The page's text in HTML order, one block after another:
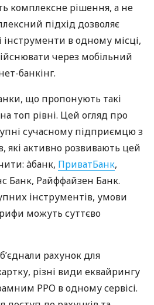
комплексне рішення, а не
підхід дозволяє
інструменти в одному місці,
через мобільний
банкінг.
що пропонують такі
топ рівні. Цей огляд про
сучасному підприємцю з
які активно розвивають цей
àбанк, ПриватБанк,
Банк, Райффайзен Банк.
інструментів, умови
можуть суттєво
рахунок для
різні види еквайрингу
РРО в одному сервісі.